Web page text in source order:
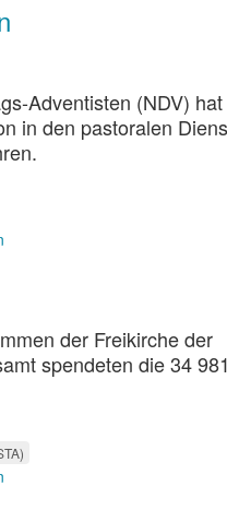
Adventisten (NDV) hat
in den pastoralen
der Freikirche der
spendeten die 34 981